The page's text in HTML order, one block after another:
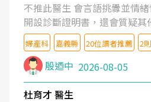
不推此醫生 會言語挑釁並情
開設診斷證明書，還會質疑其
婦產科 嘉義縣 20位讀者推薦 2
殷迺中 2026-08-05
杜育才 醫生